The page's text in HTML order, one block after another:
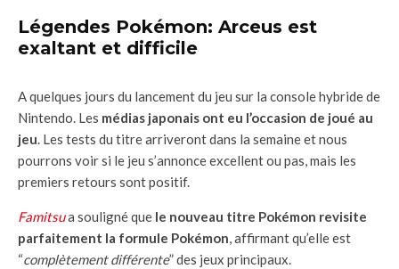
Légendes Pokémon: Arceus est
exaltant et difficile
A quelques jours du lancement du jeu sur la console hybride de
Nintendo. Les médias japonais ont eu l’occasion de joué au
jeu. Les tests du titre arriveront dans la semaine et nous
pourrons voir si le jeu s’annonce excellent ou pas, mais les
premiers retours sont positif.
Famitsua souligné que le nouveau titre Pokémon revisite
parfaitement la formule Pokémon, affirmant qu’elle est
“complètement différente” des jeux principaux.